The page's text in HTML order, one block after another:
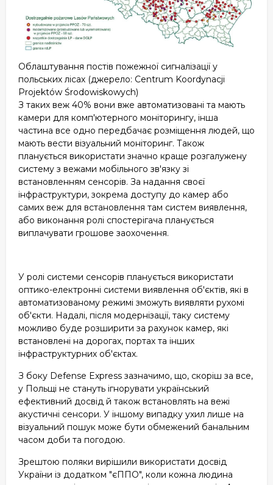
Облаштування постів пожежної сигналізації у
польських лісах (джерело: Centrum Koordynacji
Projektów Środowiskowych)
З таких веж 40% вони вже автоматизовані та мають
камери для комп'ютерного моніторингу, інша
частина все одно передбачає розміщення людей, що
мають вести візуальний моніторинг. Також
планується використати значно краще розгалужену
систему з вежами мобільного зв'язку зі
встановленням сенсорів. За надання своєї
інфраструктури, зокрема доступу до камер або
самих веж для встановлення там систем виявлення,
або виконання ролі спостерігача планується
виплачувати грошове заохочення.
У ролі системи сенсорів планується використати
оптико-електронні системи виявлення об'єктів, які в
автоматизованому режимі зможуть виявляти рухомі
об'єкти. Надалі, після модернізації, таку систему
можливо буде розширити за рахунок камер, які
встановлені на дорогах, портах та інших
інфраструктурних об'єктах.
З боку Defense Express зазначимо, що, скоріш за все,
у Польщі не стануть ігнорувати український
ефективний досвід й також встановлять на вежі
акустичні сенсори. У іншому випадку ухил лише на
візуальний пошук може бути обмежений банальним
часом доби та погодою.
Зрештою поляки вирішили використати досвід
України із додатком "єППО", коли кожна людина